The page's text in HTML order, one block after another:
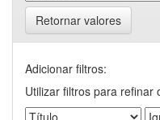
Retornar valores
Adicionar filtros:
Utilizar filtros para refinar